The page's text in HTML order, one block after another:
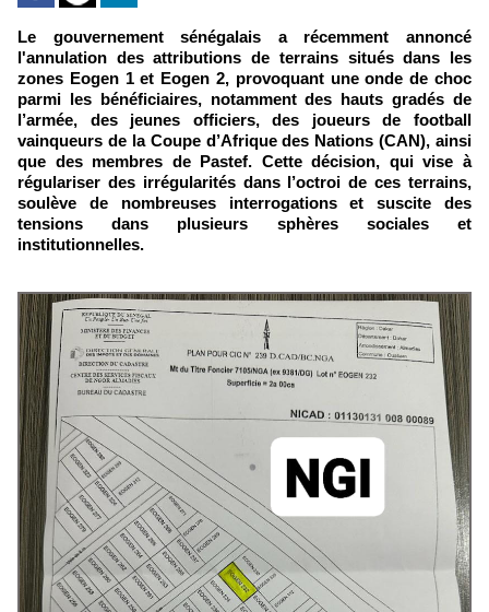
Le gouvernement sénégalais a récemment annoncé
l'annulation des attributions de terrains situés dans les
zones Eogen 1 et Eogen 2, provoquant une onde de choc
parmi les bénéficiaires, notamment des hauts gradés de
l’armée, des jeunes officiers, des joueurs de football
vainqueurs de la Coupe d’Afrique des Nations (CAN), ainsi
que des membres de Pastef. Cette décision, qui vise à
régulariser des irrégularités dans l’octroi de ces terrains,
soulève de nombreuses interrogations et suscite des
tensions dans plusieurs sphères sociales et
institutionnelles.